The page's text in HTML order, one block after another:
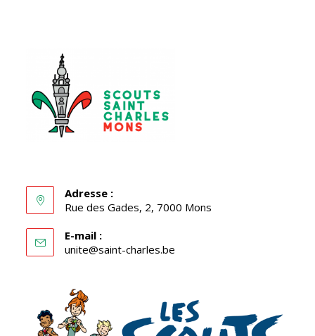
Adresse :
Rue des Gades, 2, 7000 Mons
E-mail :
unite@saint-charles.be